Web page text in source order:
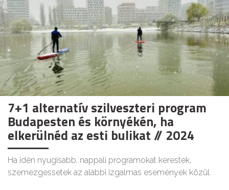
7+1 alternatív szilveszteri program
Budapesten és környékén, ha
elkerülnéd az esti bulikat // 2024
Ha idén nyugisabb, nappali programokat kerestek,
szemezgessetek az alábbi izgalmas események közül.